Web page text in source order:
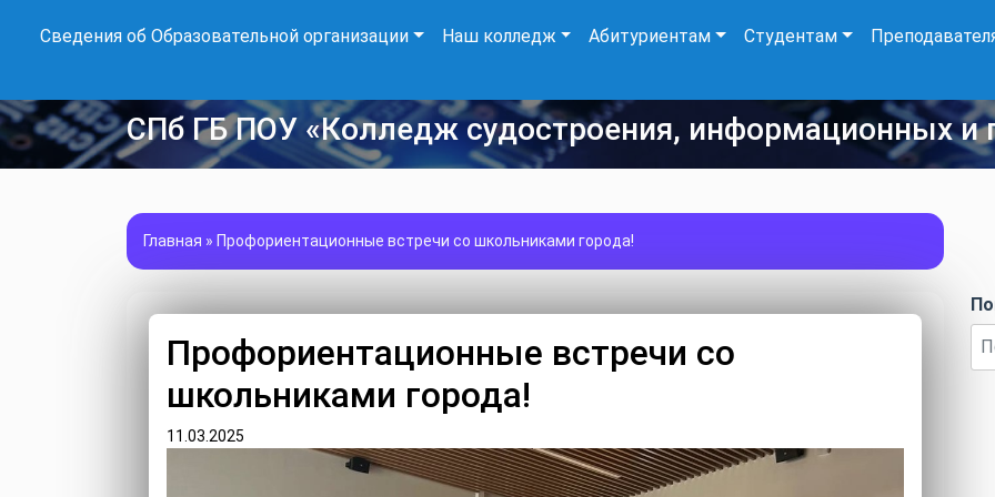
Сведения об Образовательной организации Наш колледж Абитуриентам Студентам
СПб ГБ ПОУ «Колледж судостроения, информационных и
Главная » Профориентационные встречи со школьниками города!
Профориентационные встречи со
школьниками города!
11.03.2025